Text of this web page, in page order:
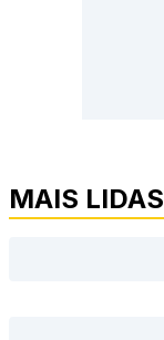
MAIS LIDAS